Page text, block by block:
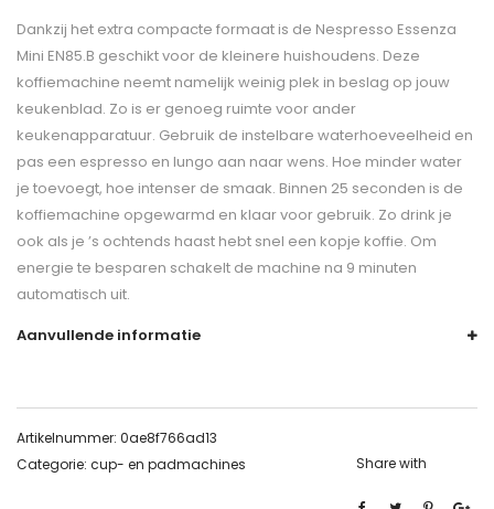
Dankzij het extra compacte formaat is de Nespresso Essenza
Mini EN85.B geschikt voor de kleinere huishoudens. Deze
koffiemachine neemt namelijk weinig plek in beslag op jouw
keukenblad. Zo is er genoeg ruimte voor ander
keukenapparatuur. Gebruik de instelbare waterhoeveelheid en
pas een espresso en lungo aan naar wens. Hoe minder water
je toevoegt, hoe intenser de smaak. Binnen 25 seconden is de
koffiemachine opgewarmd en klaar voor gebruik. Zo drink je
ook als je ’s ochtends haast hebt snel een kopje koffie. Om
energie te besparen schakelt de machine na 9 minuten
automatisch uit.
Aanvullende informatie
Artikelnummer: 0ae8f766ad13
Categorie: cup- en padmachines Share with